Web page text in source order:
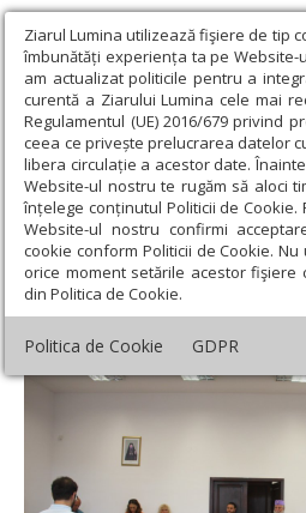
Ziarul Lumina utilizează fişiere de tip
îmbunătăți experiența ta pe Website-
am actualizat politicile pentru a
curentă a Ziarului Lumina cele mai
Regulamentul (UE) 2016/679 privind
ceea ce privește prelucrarea datelor
libera circulație a acestor date.
Website-ul nostru te rugăm să aloci
înțelege conținutul Politicii de
Website-ul nostru confirmi
cookie conform Politicii de Cookie.
orice moment setările acestor
din Politica de Cookie.
Politica de Cookie GDPR
Ziarul Lumina › Actualitate religioasă
pentru absolvirea cursurilor de
Examen final pentru
de muzeograf de la